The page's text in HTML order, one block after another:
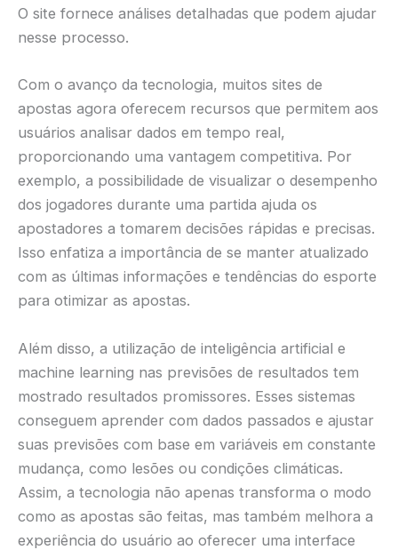
O site fornece análises detalhadas que podem ajudar
nesse processo.
Com o avanço da tecnologia, muitos sites de
apostas agora oferecem recursos que permitem aos
usuários analisar dados em tempo real,
proporcionando uma vantagem competitiva. Por
exemplo, a possibilidade de visualizar o desempenho
dos jogadores durante uma partida ajuda os
apostadores a tomarem decisões rápidas e precisas.
Isso enfatiza a importância de se manter atualizado
com as últimas informações e tendências do esporte
para otimizar as apostas.
Além disso, a utilização de inteligência artificial e
machine learning nas previsões de resultados tem
mostrado resultados promissores. Esses sistemas
conseguem aprender com dados passados e ajustar
suas previsões com base em variáveis em constante
mudança, como lesões ou condições climáticas.
Assim, a tecnologia não apenas transforma o modo
como as apostas são feitas, mas também melhora a
experiência do usuário ao oferecer uma interface